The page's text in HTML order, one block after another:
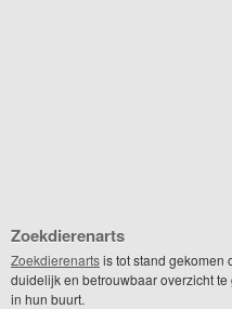
Zoekdierenarts
Zoekdierenartsis tot stand gekomen
duidelijk en betrouwbaar overzicht
in hun buurt.